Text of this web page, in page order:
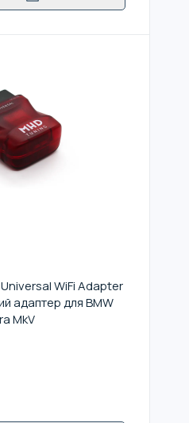
Universal WiFi Adapter
адаптер для BMW
MkV